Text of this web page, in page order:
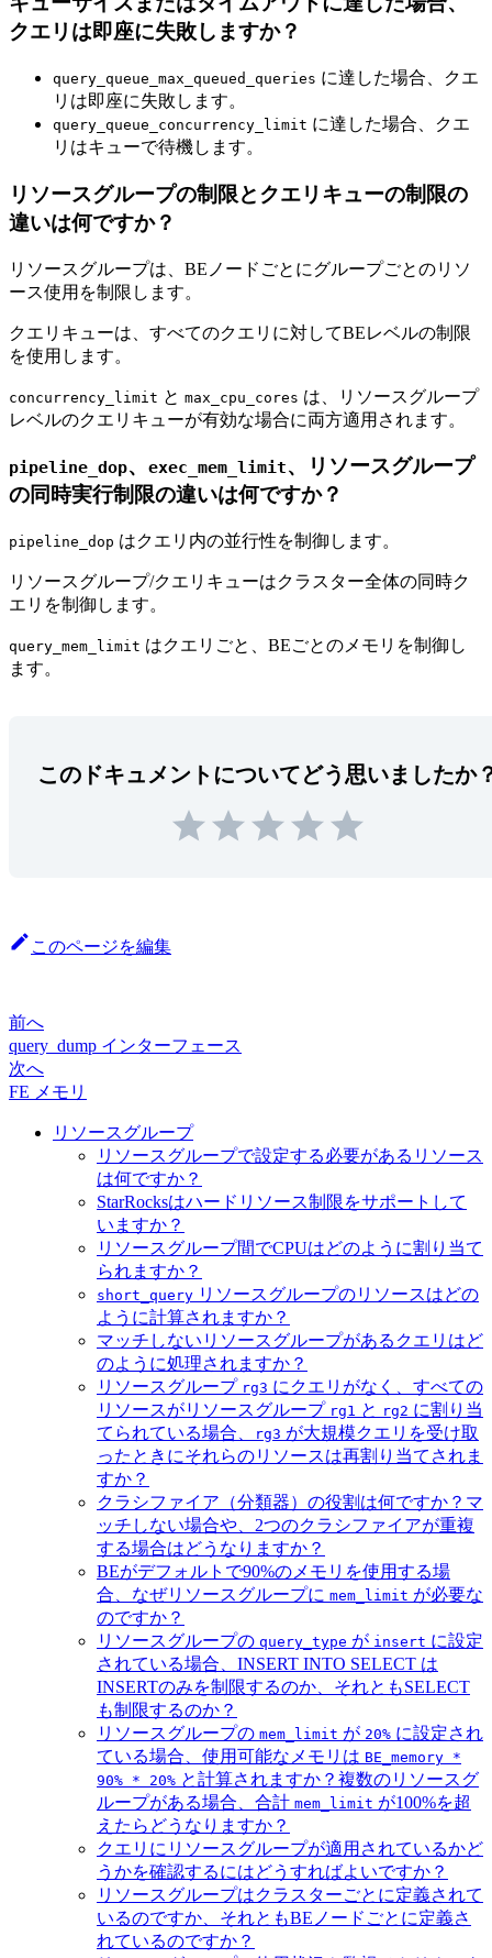
クエリは即座に失敗しますか？
query_queue_max_queued_queries に達した場合、クエ
リは即座に失敗します。
query_queue_concurrency_limit に達した場合、クエ
リはキューで待機します。
リソースグループの制限とクエリキューの制限の
違いは何ですか？
リソースグループは、BEノードごとにグループごとのリソ
ース使用を制限します。
クエリキューは、すべてのクエリに対してBEレベルの制限
を使用します。
concurrency_limit と max_cpu_cores は、リソースグループ
レベルのクエリキューが有効な場合に両方適用されます。
pipeline_dop、 exec_mem_limit、リソースグループ
の同時実行制限の違いは何ですか？
pipeline_dop はクエリ内の並行性を制御します。
リソースグループ/クエリキューはクラスター全体の同時ク
エリを制御します。
query_mem_limit はクエリごと、BEごとのメモリを制御し
ます。
このドキュメントについてどう思いましたか
このページを編集
前へ
query_dump インターフェース
次へ
FE メモリ
リソースグループ
リソースグループで設定する必要があるリソース
は何ですか？
StarRocksはハードリソース制限をサポートして
いますか？
リソースグループ間でCPUはどのように割り当て
られますか？
short_query リソースグループのリソースはどの
ように計算されますか？
マッチしないリソースグループがあるクエリはど
のように処理されますか？
リソースグループ rg3 にクエリがなく、すべての
リソースがリソースグループ rg1 と rg2 に割り当
てられている場合、
rg3 が大規模クエリを受け取
ったときにそれらのリソースは再割り当てされま
すか？
クラシファイア（分類器）の役割は何ですか？マ
ッチしない場合や、2つのクラシファイアが重複
する場合はどうなりますか？
BEがデフォルトで90%のメモリを使用する場
合、なぜリソースグループに mem_limit が必要な
のですか？
リソースグループの query_type が insert に設定
されている場合、INSERT INTO SELECT は
INSERTのみを制限するのか、それともSELECT
も制限するのか？
リソースグループの mem_limit が 20% に設定され
ている場合、使用可能なメモリは BE_memory *
90% * 20% と計算されますか？複数のリソースグ
ループがある場合、合計 mem_limit が100%を超
えたらどうなりますか？
クエリにリソースグループが適用されているかど
うかを確認するにはどうすればよいですか？
リソースグループはクラスターごとに定義されて
いるのですか、それともBEノードごとに定義さ
れているのですか？